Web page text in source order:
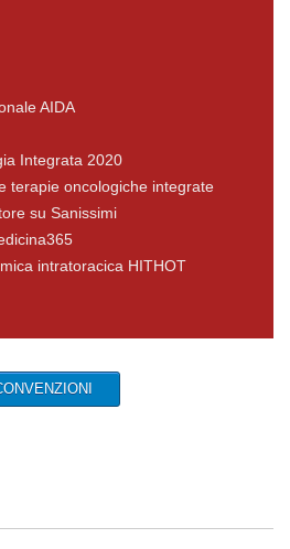
AIDA
Integrata 2020
terapie oncologiche integrate
su Sanissimi
intratoracica HITHOT